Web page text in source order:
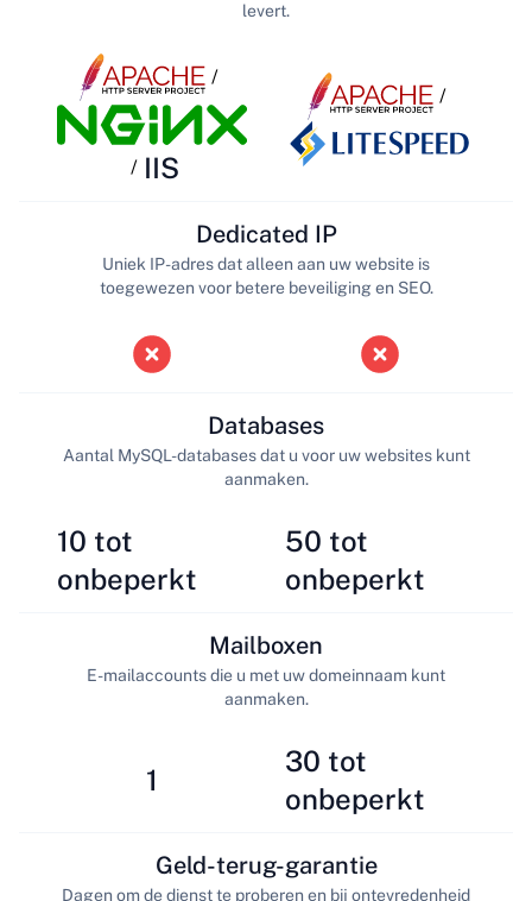
/
/ IIS
levert.
/
Dedicated IP
Uniek IP-adres dat alleen aan uw website is
toegewezen voor betere beveiliging en SEO.
10 tot
onbeperkt
Databases
Aantal MySQL-databases dat u voor uw websites kunt
aanmaken.
50 tot
onbeperkt
1
Mailboxen
E-mailaccounts die u met uw domeinnaam kunt
aanmaken.
30 tot
onbeperkt
Geld-terug-garantie
Dagen om de dienst te proberen en bij ontevredenheid